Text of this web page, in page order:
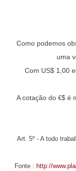
Como podemos
uma
Com US$ 1,00
A cotação do €$ é
Art. 5º - A todo
Fonte : http://